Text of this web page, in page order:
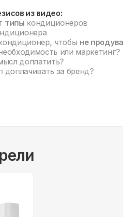
из видео:
типы кондиционеров
чтобы не
или маркетинг?
доплатить?
доплачивать за бренд?